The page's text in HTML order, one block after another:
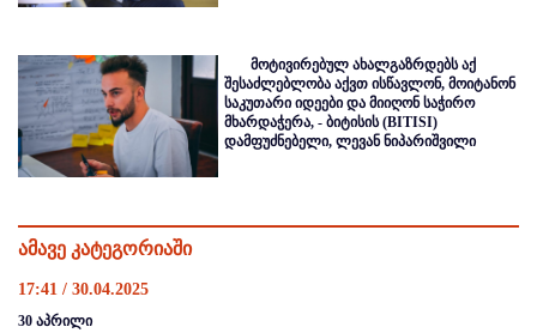
მოტივირებულ ახალგაზრდებს აქ
შესაძლებლობა აქვთ ისწავლონ, მოიტანონ
საკუთარი იდეები და მიიღონ საჭირო
მხარდაჭერა, - ბიტისის (BITISI)
დამფუძნებელი, ლევან ნიპარიშვილი
ამავე კატეგორიაში
17:41 / 30.04.2025
30 აპრილი